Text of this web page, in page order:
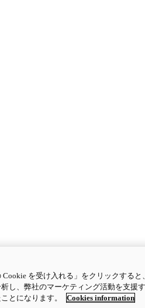
Cookie を受け入れる」をクリックする
し、弊社のマーケティング活動を支援
とになります。
Cookies information